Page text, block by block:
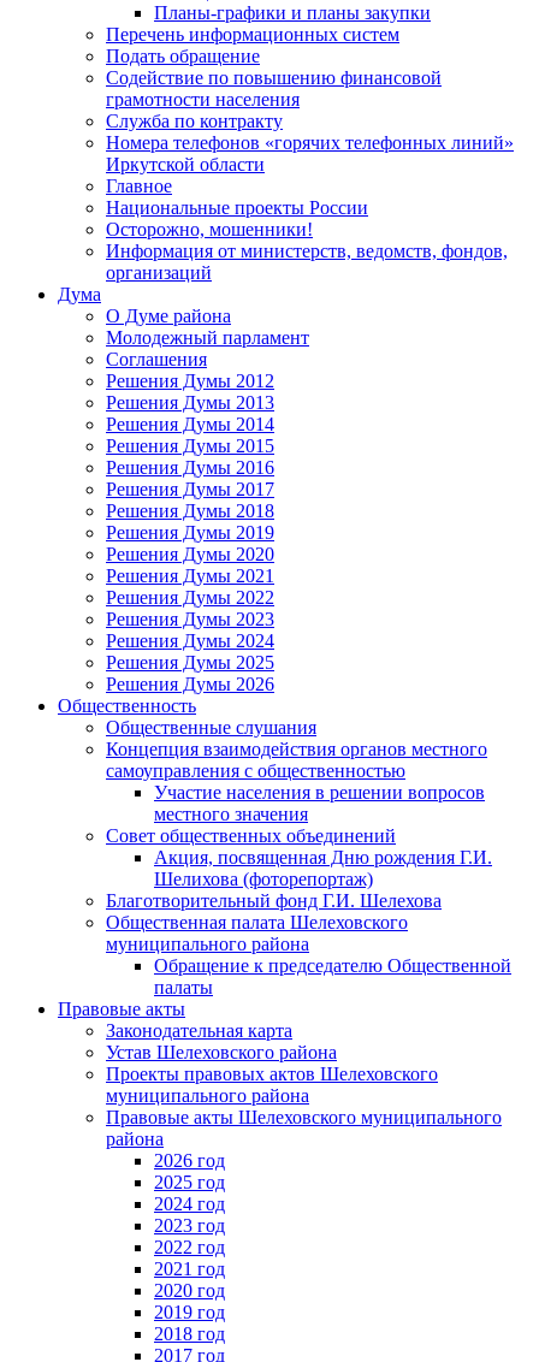
Планы-графики и планы закупки
Перечень информационных систем
Подать обращение
Содействие по повышению финансовой
грамотности населения
Служба по контракту
Номера телефонов «горячих телефонных линий»
Иркутской области
Главное
Национальные проекты России
Осторожно, мошенники!
Информация от министерств, ведомств, фондов,
организаций
Дума
О Думе района
Молодежный парламент
Соглашения
Решения Думы 2012
Решения Думы 2013
Решения Думы 2014
Решения Думы 2015
Решения Думы 2016
Решения Думы 2017
Решения Думы 2018
Решения Думы 2019
Решения Думы 2020
Решения Думы 2021
Решения Думы 2022
Решения Думы 2023
Решения Думы 2024
Решения Думы 2025
Решения Думы 2026
Общественность
Общественные слушания
Концепция взаимодействия органов местного
самоуправления с общественностью
Участие населения в решении вопросов
местного значения
Совет общественных объединений
Акция, посвященная Дню рождения Г.И.
Шелихова (фоторепортаж)
Благотворительный фонд Г.И. Шелехова
Общественная палата Шелеховского
муниципального района
Обращение к председателю Общественной
палаты
Правовые акты
Законодательная карта
Устав Шелеховского района
Проекты правовых актов Шелеховского
муниципального района
Правовые акты Шелеховского муниципального
района
2026 год
2025 год
2024 год
2023 год
2022 год
2021 год
2020 год
2019 год
2018 год
2017 год